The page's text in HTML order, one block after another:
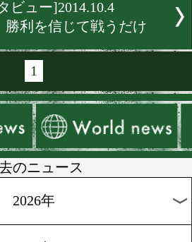
ンタビュー]2014.11.5
「後半が勝負」
タビュー]2014.11.5
倒れるのは三浦さ」
タビュー]2014.10.25
毅&興毅の一問一答